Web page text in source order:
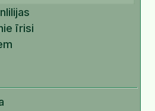
īrisi